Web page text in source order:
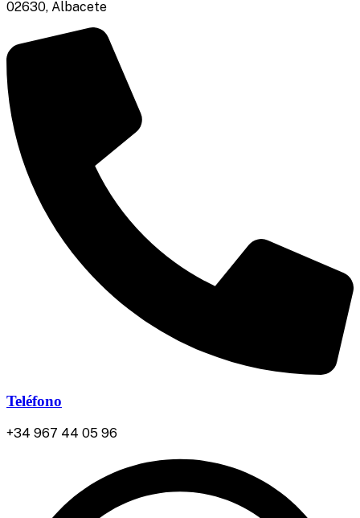
02630, Albacete
Teléfono
+34 967 44 05 96